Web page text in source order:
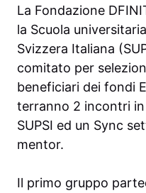
La Fondazione
la Scuola
Svizzera Italiana
comitato per
beneficiari dei fondi
terranno 2 incontri in
SUPSI ed un Sync
mentor.
Il primo gruppo